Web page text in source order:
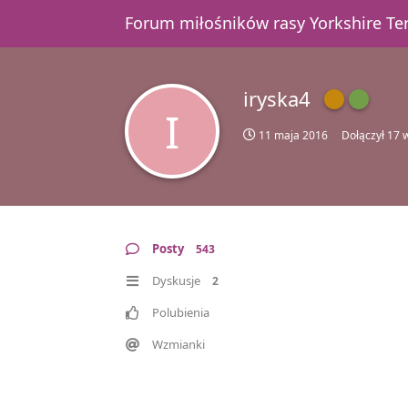
Forum miłośników rasy Yorkshire
I
iryska4
11 maja 2016 Dołączył 17
Posty 543
Dyskusje 2
Polubienia
Wzmianki